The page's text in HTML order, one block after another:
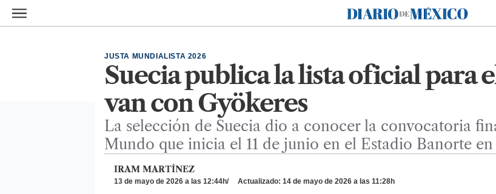
Ir al contenido principal
Diario de México
Suecia publica la lista oficial para
van con Gyökeres
JUSTA MUNDIALISTA 2026
La selección de Suecia dio a conocer la convocatoria
Mundo que inicia el 11 de junio en el Estadio Banorte
IRAM MARTÍNEZ
13 de mayo de 2026 a las 12:44h Actualizado: 14 de mayo de 2026 a las 11:28h